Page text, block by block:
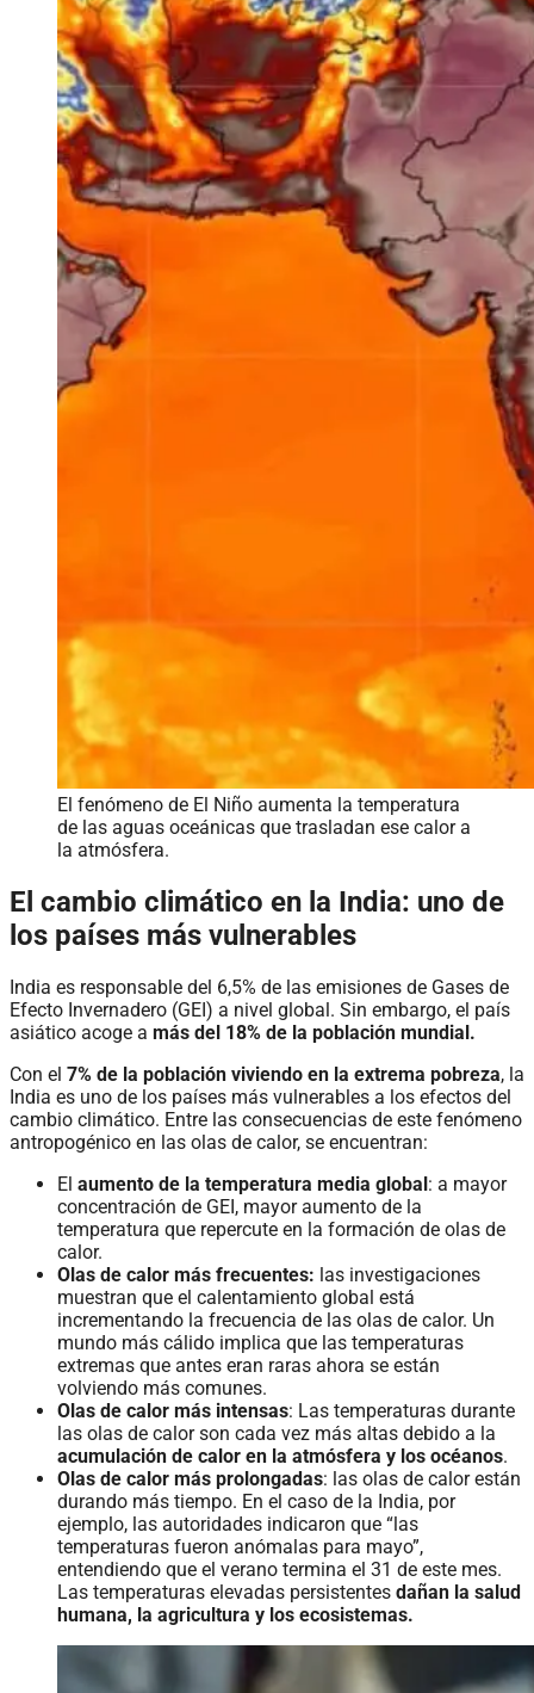
El fenómeno de El Niño aumenta la temperatura
de las aguas oceánicas que trasladan ese calor a
la atmósfera.
El cambio climático en la India: uno de
los países más vulnerables
India es responsable del 6,5% de las emisiones de Gases de
Efecto Invernadero (GEI) a nivel global. Sin embargo, el país
asiático acoge a más del 18% de la población mundial.
Con el 7% de la población viviendo en la extrema pobreza, la
India es uno de los países más vulnerables a los efectos del
cambio climático. Entre las consecuencias de este fenómeno
antropogénico en las olas de calor, se encuentran:
El aumento de la temperatura media global: a mayor
concentración de GEI, mayor aumento de la
temperatura que repercute en la formación de olas de
calor.
Olas de calor más frecuentes: las investigaciones
muestran que el calentamiento global está
incrementando la frecuencia de las olas de calor. Un
mundo más cálido implica que las temperaturas
extremas que antes eran raras ahora se están
volviendo más comunes.
Olas de calor más intensas: Las temperaturas durante
las olas de calor son cada vez más altas debido a la
acumulación de calor en la atmósfera y los océanos.
Olas de calor más prolongadas: las olas de calor están
durando más tiempo. En el caso de la India, por
ejemplo, las autoridades indicaron que “las
temperaturas fueron anómalas para mayo”,
entendiendo que el verano termina el 31 de este mes.
Las temperaturas elevadas persistentes dañan la salud
humana, la agricultura y los ecosistemas.